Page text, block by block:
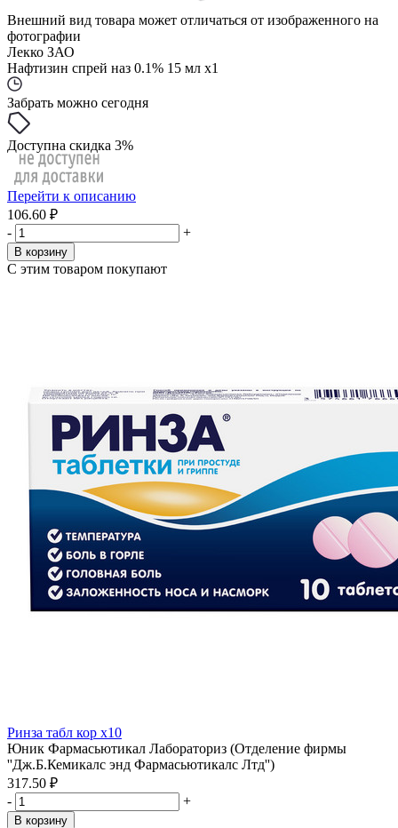
Внешний вид товара может отличаться от изображенного на
фотографии
Лекко ЗАО
Нафтизин спрей наз 0.1% 15 мл x1
Забрать можно сегодня
Доступна скидка 3%
Перейти к описанию
106.60 ₽
-
+
В корзину
С этим товаром покупают
Ринза табл кор x10
Юник Фармасьютикал Лабораториз (Отделение фирмы
''Дж.Б.Кемикалс энд Фармасьютикалс Лтд'')
317.50 ₽
-
+
В корзину